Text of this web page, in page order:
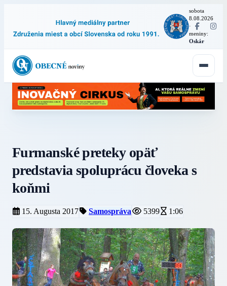
sobota
8.08.2026
·
meniny:
Oskár
Furmanské preteky opäť
predstavia spoluprácu človeka s
koňmi
15. Augusta 2017 Samospráva 5399 1:06